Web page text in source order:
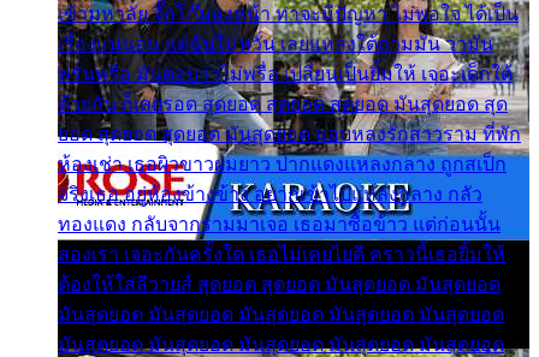
เข้ามหาลัย จิ๊กโก๊มองหน้า ท่าจะมีปัญหา ไม่พอใจ ได้เป็น
เรื่องแน่นอน แต่ฉันไม่หวั่น เลยแหลงใต้ถามมัน ว่ามัน
พรั่นพรือ มันตอบว่าไม่พรื่อ เปลี่ยนเป็นยิ้มให้ เจอะเด็กใต้
ด้วยกัน ก็เลยรอด สุดยอด สุดยอด สุดยอด มันสุดยอด สุด
ยอด สุดยอด สุดยอด มันสุดยอด แอบหลงรักสาวราม ที่พัก
ห้องเช่า เธอผิวขาวผมยาว ปากแดงแหลงกลาง ถูกสเป็ก
จริงเธอ อยู่ห้องข้างข้าง อยากเข้าไปแหลงกลาง กลัว
ทองแดง กลับจากรามมาเจอ เธอมาซื้อข้าว แต่ก่อนนั้น
สองเรา เจอะกันครั้งใด เธอไม่เคยไยดี คราวนี้เธอยิ้มให้
ต้องให้ใส่ลีวายส์ สุดยอด สุดยอด มันสุดยอด มันสุดยอด
มันสุดยอด มันสุดยอด มันสุดยอด มันสุดยอด มันสุดยอด
มันสุดยอด มันสุดยอด มันสุดยอด มันสุดยอด มันสุดยอด